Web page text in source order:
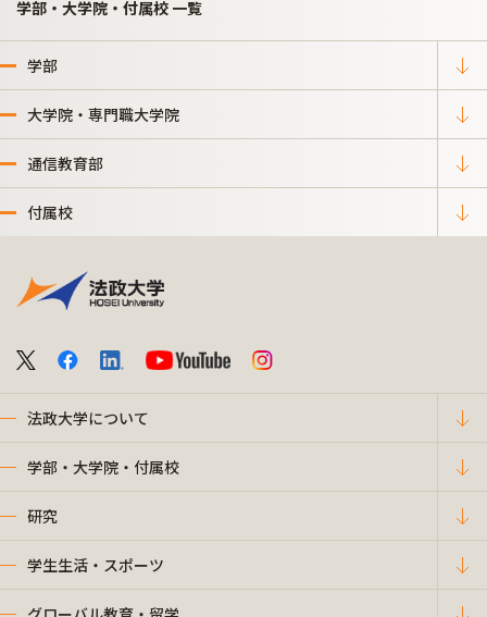
学部・大学院・付属校 一覧
学部
大学院・専門職大学院
通信教育部
付属校
法政大学について
学部・大学院・付属校
研究
学生生活・スポーツ